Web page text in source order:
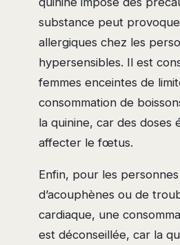
substance peut
allergiques chez les
hypersensibles. Il est
femmes enceintes de
consommation de
la quinine, car des doses
affecter le fœtus.
Enfin, pour les
d’acouphènes ou de
cardiaque, une
est déconseillée, car la